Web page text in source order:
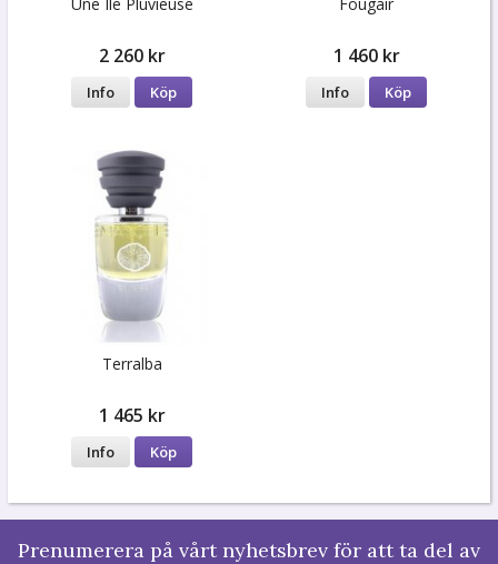
2 260 kr
Info Köp
1 460 kr
Info Köp
Terralba
1 465 kr
Info Köp
Prenumerera på vårt nyhetsbrev för att ta del av